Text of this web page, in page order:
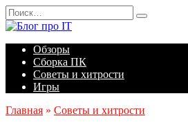
Перейти
к
содержанию
Search
for:
Обзоры
Сборка ПК
Советы и хитрости
Игры
Главная » Советы и хитрости